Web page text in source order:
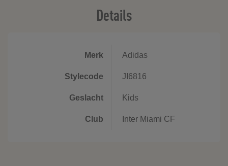
Details
Merk Adidas
Stylecode JI6816
Geslacht Kids
Club Inter Miami CF